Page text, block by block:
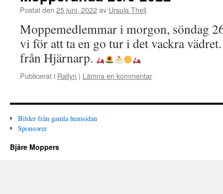
Postat den 25 juni, 2022av Ursula Thell
Moppemedlemmar i morgon, söndag
vi för att ta en go tur i det vackra
från Hjärnarp.
Publicerat i Rallyn | Lämna en kommentar
Bilder från gamla hemsidan
Sponsorer
Bjäre Moppers